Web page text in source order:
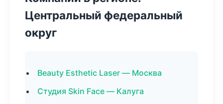
Центральный федеральный
округ
Beauty Esthetic Laser — Москва
Студия Skin Face — Калуга